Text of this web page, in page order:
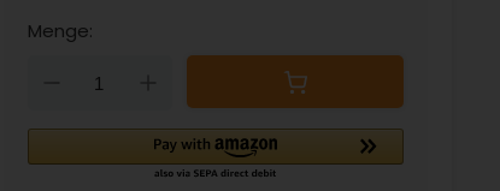
Menge:
Down